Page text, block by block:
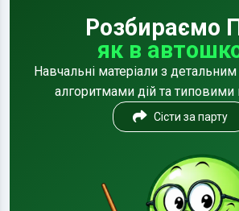
Розбираємо
як в
Навчальні матеріали з
алгоритмами дій та
Сісти за парту